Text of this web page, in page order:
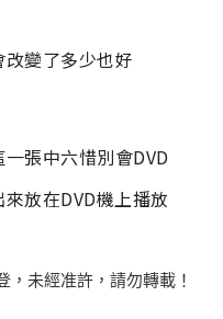
變了多少也好
張中六惜別會DVD
放在DVD機上播放
，未經准許，請勿轉載！